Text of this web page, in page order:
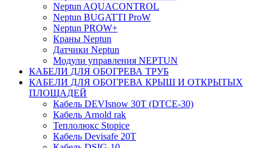
Neptun AQUACONTROL
Neptun BUGATTI ProW
Neptun PROW+
Краны Neptun
Датчики Neptun
Модули управления NEPTUN
КАБЕЛИ ДЛЯ ОБОГРЕВА ТРУБ
КАБЕЛИ ДЛЯ ОБОГРЕВА КРЫШ И ОТКРЫТЫХ
ПЛОЩАДЕЙ
Кабель DEVIsnow 30Т (DTCE-30)
Кабель Arnold rak
Теплолюкс Stopice
Кабель Devisafe 20T